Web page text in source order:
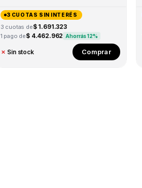
3 CUOTAS SIN INTERÉS
3 cuotas de$ 1.691.323
1 pago de$ 4.462.962 Ahorrás 12%
✗ Sin stock Comprar